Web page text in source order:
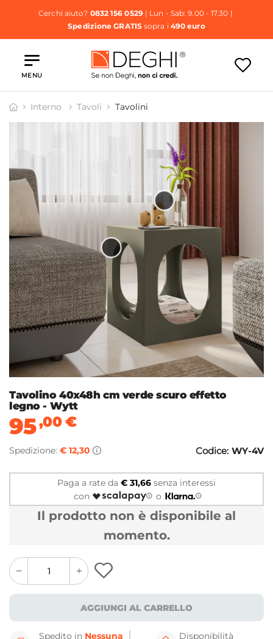
Cerchi aiuto? 0832 156 0529| Lun - Sab: 9.00 - 17.30 |
Spedizione GRATISsopra i 490 euro
MENU
Interno Tavoli Tavolini
Tavolino 40x48h cm verde scuro effetto
legno - Wytt
95,00€
Spedizione: € 12,30 Codice: WY-4V
Paga a rate da € 31,66 senza interessi
con
o
Il prodotto non è disponibile al
momento.
quantity
button
quantity
minus
button
AGGIUNGI AL CARRELLO
Spedito in Nessuna
Disponibilità